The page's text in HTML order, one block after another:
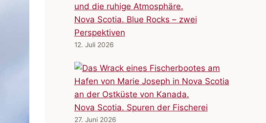
Nova Scotia. Blue Rocks – zwei
Perspektiven
12. Juli 2026
Nova Scotia. Spuren der Fischerei
27. Juni 2026